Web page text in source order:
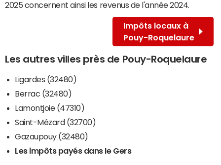
2025 concernent ainsi les revenus de l'année 2024.
Impôts locaux à
Pouy-Roquelaure
Les autres villes près de Pouy-Roquelaure
Ligardes (32480)
Berrac (32480)
Lamontjoie (47310)
Saint-Mézard (32700)
Gazaupouy (32480)
Les impôts payés dans le Gers